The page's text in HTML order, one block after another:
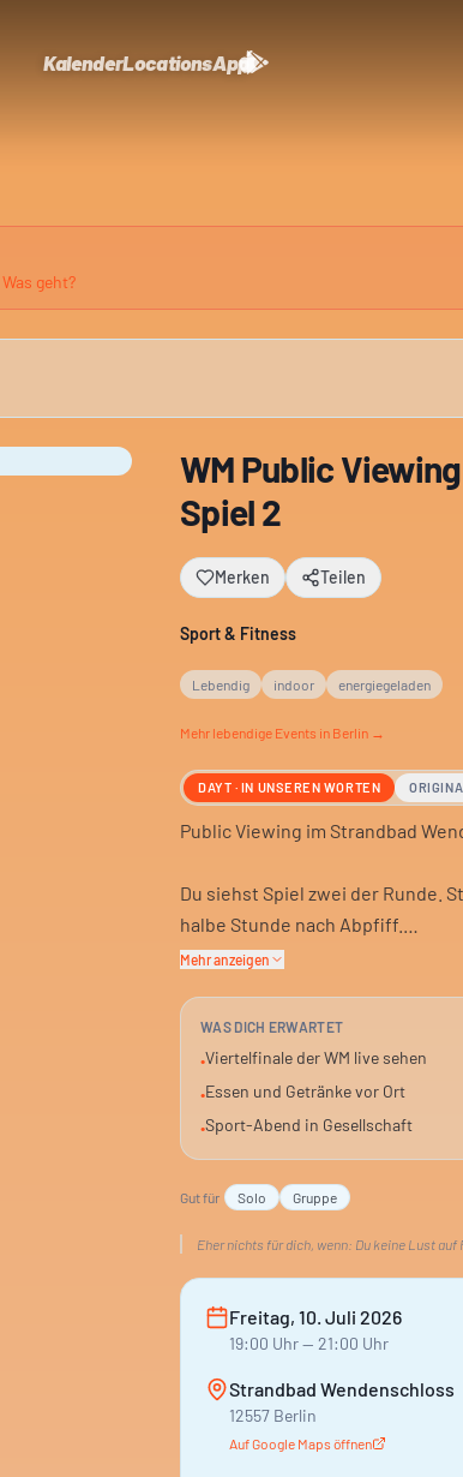
KalenderLocationsApp
Was geht?
WM Public
Spiel 2
Merken Teilen
Sport & Fitness
Lebendig indoor energiegeladen
Mehr lebendige Events in Berlin →
DAYT · IN UNSEREN WORTEN
Public Viewing im Strandbad
Du siehst Spiel zwei der Runde.
halbe Stunde nach Abpfiff.
Oder mit Freunden. Einfach
Mehr anzeigen
WAS DICH ERWARTET
•Viertelfinale der WM live sehen
•Essen und Getränke vor Ort
•Sport-Abend in Gesellschaft
Gut für Solo Gruppe
Eher nichts für dich, wenn: Du keine Lust auf
Freitag, 10. Juli 2026
19:00 Uhr— 21:00 Uhr
Strandbad Wendenschloss
12557 Berlin
Auf Google Maps öffnen